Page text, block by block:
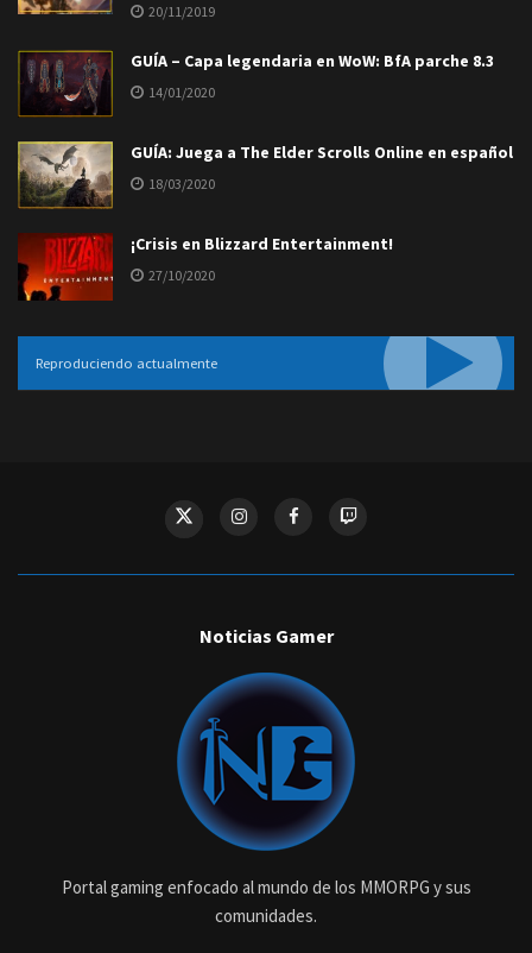
20/11/2019
GUÍA – Capa legendaria en WoW: BfA parche 8.3
14/01/2020
GUÍA: Juega a The Elder Scrolls Online en español
18/03/2020
¡Crisis en Blizzard Entertainment!
27/10/2020
Reproduciendo actualmente
Noticias Gamer
Portal gaming enfocado al mundo de los MMORPG y sus
comunidades.